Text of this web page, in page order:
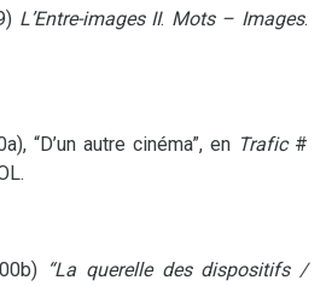
L’Entre-images II. Mots – Images.
“D’un autre cinéma”, en Trafic #
.
“La querelle des dispositifs /